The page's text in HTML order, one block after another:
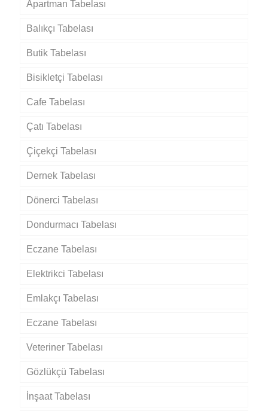
Apartman Tabelası
Balıkçı Tabelası
Butik Tabelası
Bisikletçi Tabelası
Cafe Tabelası
Çatı Tabelası
Çiçekçi Tabelası
Dernek Tabelası
Dönerci Tabelası
Dondurmacı Tabelası
Eczane Tabelası
Elektrikci Tabelası
Emlakçı Tabelası
Eczane Tabelası
Veteriner Tabelası
Gözlükçü Tabelası
İnşaat Tabelası